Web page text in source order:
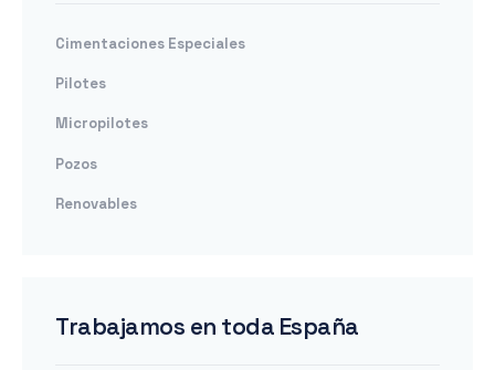
Cimentaciones Especiales
Pilotes
Micropilotes
Pozos
Renovables
Trabajamos en toda España